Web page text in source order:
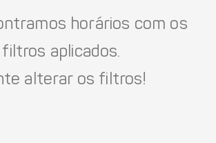
horários com os
filtros aplicados.
alterar os filtros!